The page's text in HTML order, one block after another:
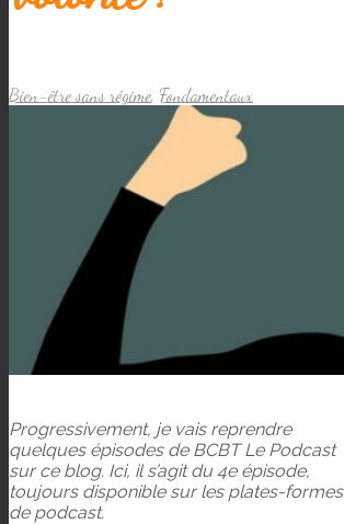
Bien-être sans régime, Fondamentaux
Progressivement, je vais reprendre
quelques épisodes de BCBT Le Podcast
sur ce blog. Ici, il s’agit du 4e épisode,
toujours disponible sur les plates-formes
de podcast.